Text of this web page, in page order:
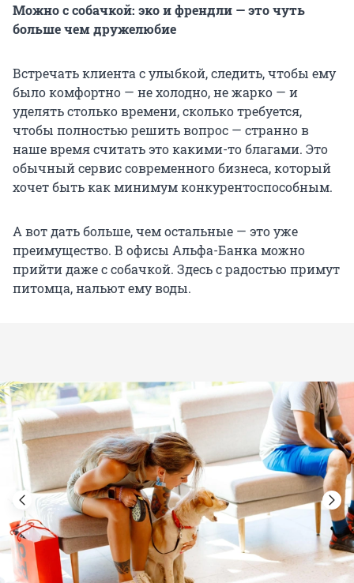
Можно с собачкой: эко и френдли — это чуть
больше чем дружелюбие
Встречать клиента с улыбкой, следить, чтобы ему
было комфортно — не холодно, не жарко — и
уделять столько времени, сколько требуется,
чтобы полностью решить вопрос — странно в
наше время считать это какими-то благами. Это
обычный сервис современного бизнеса, который
хочет быть как минимум конкурентоспособным.
А вот дать больше, чем остальные — это уже
преимущество. В офисы Альфа-Банка можно
прийти даже с собачкой. Здесь с радостью примут
питомца, нальют ему воды.